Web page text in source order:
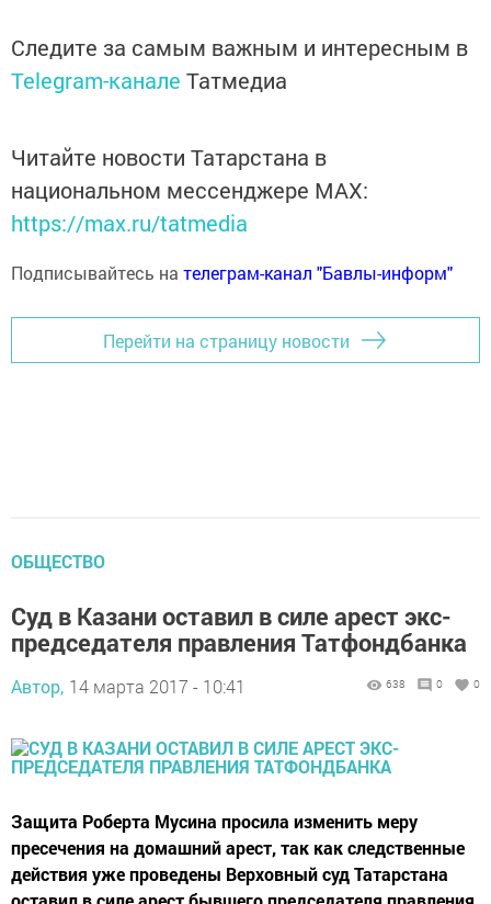
Следите за самым важным и интересным в
Telegram-канале Татмедиа
Читайте новости Татарстана в
национальном мессенджере MАХ:
https://max.ru/tatmedia
Подписывайтесь на телеграм-канал "Бавлы-информ"
Перейти на страницу новости
ОБЩЕСТВО
Суд в Казани оставил в силе арест экс-
председателя правления Татфондбанка
Автор, 14 марта 2017 - 10:41 638 0 0
Защита Роберта Мусина просила изменить меру
пресечения на домашний арест, так как следственные
действия уже проведены Верховный суд Татарстана